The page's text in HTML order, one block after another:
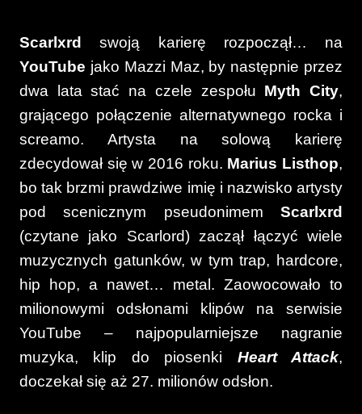
Scarlxrdswoją karierę rozpoczął… na
YouTube jako Mazzi Maz, by następnie przez
dwa lata stać na czele zespołu Myth City,
grającego połączenie alternatywnego rocka i
screamo. Artysta na solową karierę
zdecydował się w 2016 roku. Marius Listhop,
bo tak brzmi prawdziwe imię i nazwisko artysty
pod scenicznym pseudonimem Scarlxrd
(czytane jako Scarlord) zaczął łączyć wiele
muzycznych gatunków, w tym trap, hardcore,
hip hop, a nawet… metal. Zaowocowało to
milionowymi odsłonami klipów na serwisie
YouTube – najpopularniejsze nagranie
muzyka, klip do piosenki Heart Attack,
doczekał się aż 27. milionów odsłon.